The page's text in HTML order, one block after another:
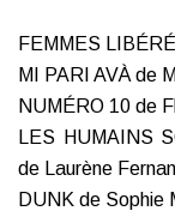
FEMMES
MI PARI AVÀ de
NUMÉRO 10 de
LES HUMAINS
de Laurène
DUNK de Sophie